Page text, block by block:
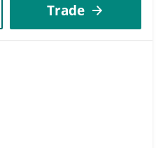
Trade